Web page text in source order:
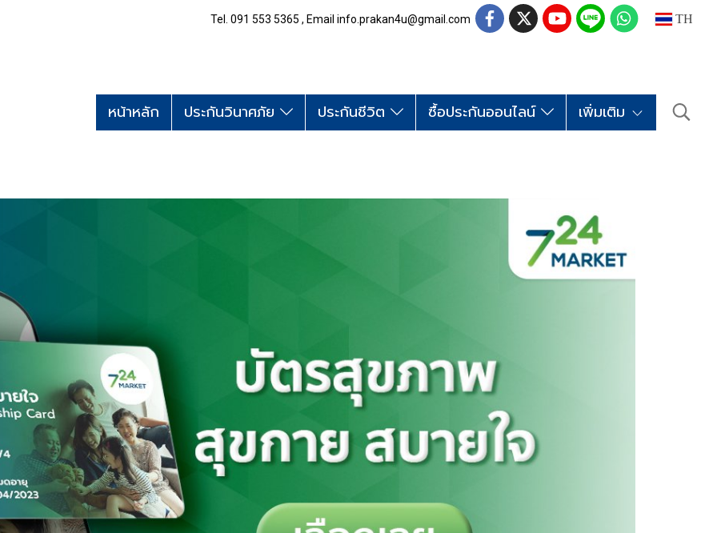
Tel. 091 553 5365 , Email info.prakan4u@gmail.com TH
หน้าหลัก ประกันวินาศภัย ประกันชีวิต ซื้อประกันออนไลน์ เพิ่มเติม